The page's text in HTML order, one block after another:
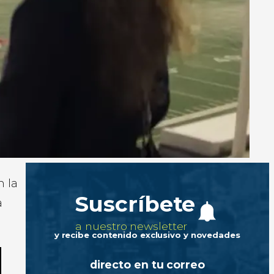
la
Suscríbete
a nuestro newsletter
y recibe contenido exclusivo y novedades
directo en tu correo